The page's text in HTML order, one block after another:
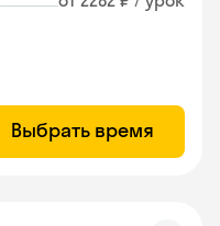
Выбрать время